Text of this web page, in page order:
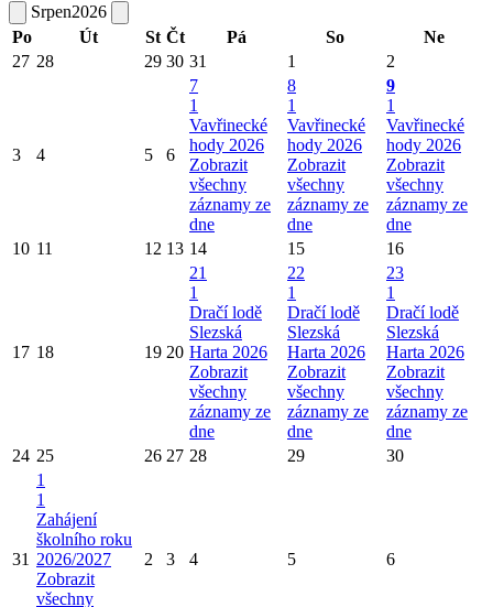
Srpen2026
Po
Út St Čt Pá So
Ne
27 28 29 30 31 1 2
3 4 5 6
7
1
Vavřinecké
hody 2026
Zobrazit
všechny
záznamy ze
dne
8
1
Vavřinecké
hody 2026
Zobrazit
všechny
záznamy ze
dne
9
1
Vavřinecké
hody 2026
Zobrazit
všechny
záznamy ze
dne
10 11 12 13 14 15 16
17 18 19 20
21
1
Dračí lodě
Slezská
Harta 2026
Zobrazit
všechny
záznamy ze
dne
22
1
Dračí lodě
Slezská
Harta 2026
Zobrazit
všechny
záznamy ze
dne
23
1
Dračí lodě
Slezská
Harta 2026
Zobrazit
všechny
záznamy ze
dne
24 25 26 27 28 29 30
31
1
1
Zahájení
školního roku
2026/2027
Zobrazit
všechny
2 3 4 5 6